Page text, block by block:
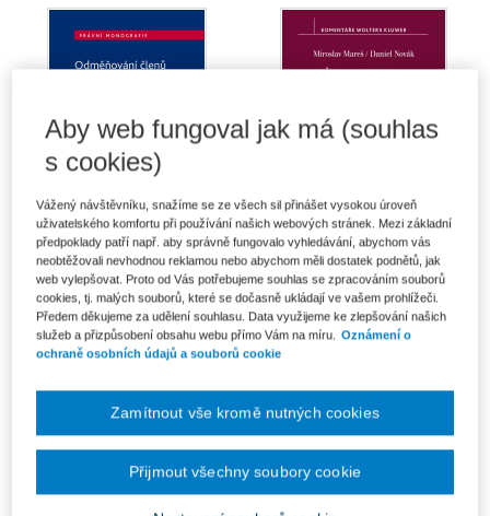
Odměňování členů orgánů
obchodních společností a
majetková plnění...
Od 535 Kč
Ústavní zákon o bezpečnosti
ČR. Komentář - 2. vydání
Od 694 Kč
Aby web fungoval jak má (souhlas
s cookies)
Vážený návštěvníku, snažíme se ze všech sil přinášet vysokou úroveň
uživatelského komfortu při používání našich webových stránek. Mezi základní
předpoklady patří např. aby správně fungovalo vyhledávání, abychom vás
neobtěžovali nevhodnou reklamou nebo abychom měli dostatek podnětů, jak
web vylepšovat. Proto od Vás potřebujeme souhlas se zpracováním souborů
cookies, tj. malých souborů, které se dočasně ukládají ve vašem prohlížeči.
Předem děkujeme za udělení souhlasu. Data využijeme ke zlepšování našich
služeb a přizpůsobení obsahu webu přímo Vám na míru. Oznámení o
ochraně osobních údajů a souborů cookie
Zamítnout vše kromě nutných cookies
Přijmout všechny soubory cookie